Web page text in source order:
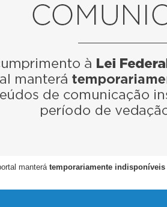
manterá temporariamente indisponíveis